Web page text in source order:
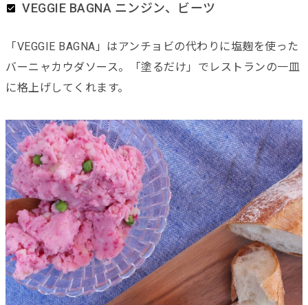
VEGGIE BAGNA ニンジン、ビーツ
「VEGGIE BAGNA」はアンチョビの代わりに塩麹を使った
バーニャカウダソース。「塗るだけ」でレストランの一皿
に格上げしてくれます。